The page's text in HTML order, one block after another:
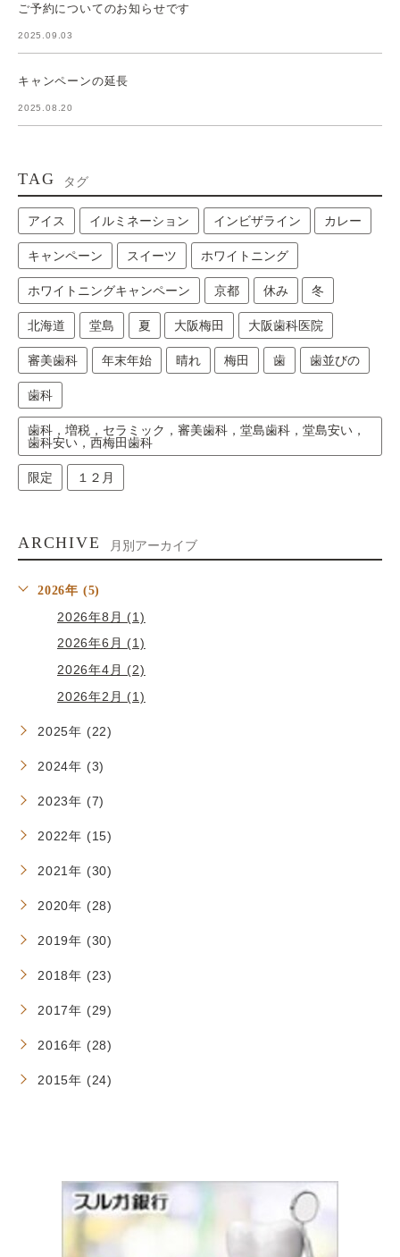
ご予約についてのお知らせです
2025.09.03
キャンペーンの延長
2025.08.20
TAG タグ
アイス イルミネーション インビザライン カレー
キャンペーン スイーツ ホワイトニング
ホワイトニングキャンペーン 京都 休み 冬
北海道 堂島 夏 大阪梅田 大阪歯科医院
審美歯科 年末年始 晴れ 梅田 歯 歯並びの
歯科
歯科，増税，セラミック，審美歯科，堂島歯科，堂島安い，
歯科安い，西梅田歯科
限定 １２月
ARCHIVE 月別アーカイブ
2026年 (5)
2026年8月 (1)
2026年6月 (1)
2026年4月 (2)
2026年2月 (1)
2025年 (22)
2024年 (3)
2023年 (7)
2022年 (15)
2021年 (30)
2020年 (28)
2019年 (30)
2018年 (23)
2017年 (29)
2016年 (28)
2015年 (24)